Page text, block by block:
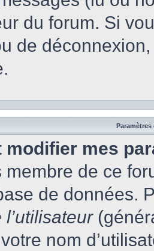
du forum. Si
de
Paramètres
modifier mes
membre de ce
de données.
nom